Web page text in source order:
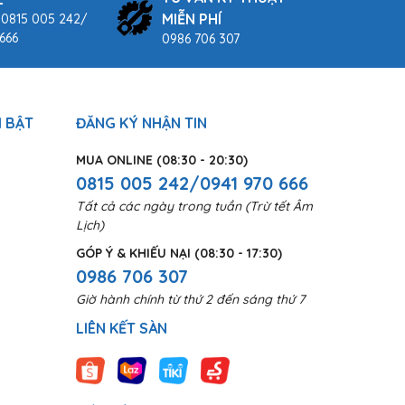
005 242/
MIỄN PHÍ
0986 706 307
BẬT ĐĂNG KÝ NHẬN TIN
MUA ONLINE (08:30 - 20:30)
0815 005 242/0941 970 666
Tất cả các ngày trong tuần (Trừ tết Âm
Lịch)
GÓP Ý & KHIẾU NẠI (08:30 - 17:30)
0986 706 307
Giờ hành chính từ thứ 2 đến sáng thứ 7
LIÊN KẾT SÀN